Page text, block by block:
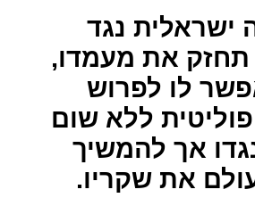
ישראלית נגד
את מעמדו,
לו לפרוש
ללא שום
אך להמשיך
את שקריו.